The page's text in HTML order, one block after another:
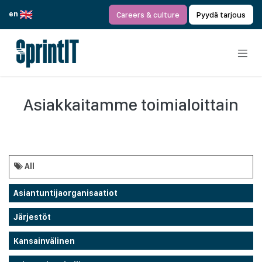
en
Careers & culture Pyydä tarjous
Asiakkaitamme toimialoittain
All
Asiantuntijaorganisaatiot
Järjestöt
Kansainvälinen